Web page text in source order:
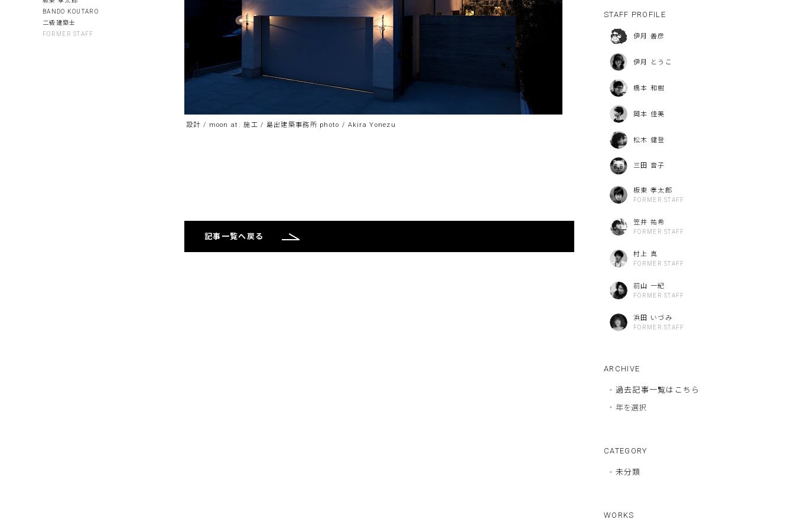
BANDO KOUTARO
二級建築士
FORMER STAFF
設計 / moon at. 施工 / 島出建築事務所 photo / Akira Yonezu
記事一覧へ戻る
STAFF PROFILE
伊月 善彦
伊月 とうこ
橋本 和樹
岡本 佳美
松木 健登
三田 音子
板東 孝太郎
FORMER STAFF
笠井 祐希
FORMER STAFF
村上 真
FORMER STAFF
前山 一紀
FORMER STAFF
浜田 いづみ
FORMER STAFF
ARCHIVE
- 過去記事一覧はこちら
-
CATEGORY
- 未分類
WORKS